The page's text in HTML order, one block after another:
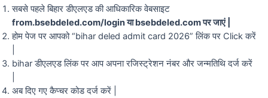
सबसे पहले बिहार डीएलएड की आधिकारिक वेबसाइट
from.bsebdeled.com/login या bsebdeled.com पर जाएं |
होम पेज पर आपको “bihar deled admit card 2026” लिंक पर Click करें
bihar डीएलएड लिंक पर आप अपना रजिस्ट्रेशन नंबर और जन्मतिथि दर्ज करें
अब दिए गए कैप्चर कोड दर्ज करें |